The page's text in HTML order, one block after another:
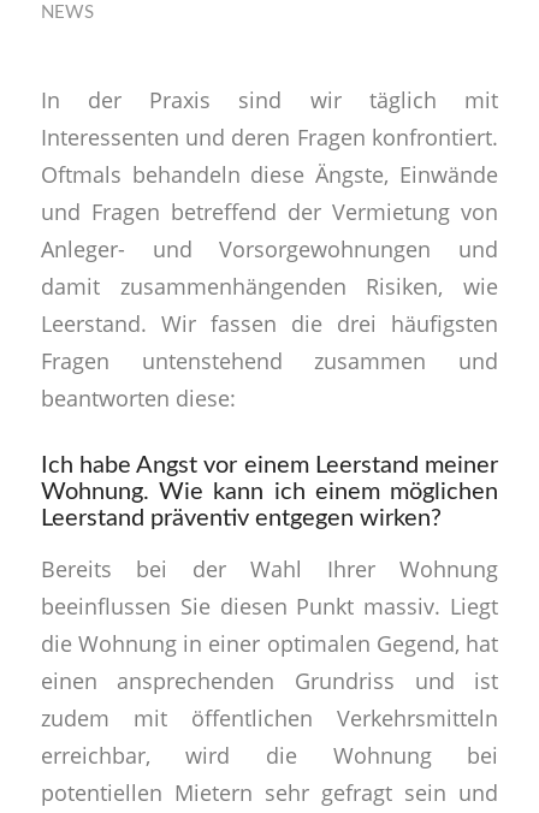
NEWS
In der Praxis sind wir täglich mit
Interessenten und deren Fragen konfrontiert.
Oftmals behandeln diese Ängste, Einwände
und Fragen betreffend der Vermietung von
Anleger- und Vorsorgewohnungen und
damit zusammenhängenden Risiken, wie
Leerstand. Wir fassen die drei häufigsten
Fragen untenstehend zusammen und
beantworten diese:
Ich habe Angst vor einem Leerstand meiner
Wohnung. Wie kann ich einem möglichen
Leerstand präventiv entgegen wirken?
Bereits bei der Wahl Ihrer Wohnung
beeinflussen Sie diesen Punkt massiv. Liegt
die Wohnung in einer optimalen Gegend, hat
einen ansprechenden Grundriss und ist
zudem mit öffentlichen Verkehrsmitteln
erreichbar, wird die Wohnung bei
potentiellen Mietern sehr gefragt sein und